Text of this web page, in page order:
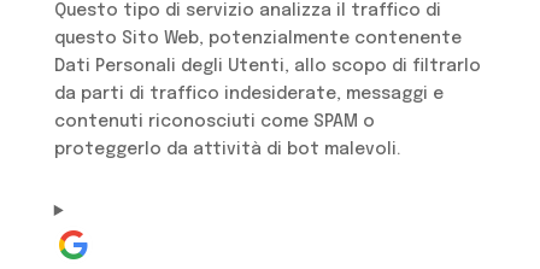
Questo tipo di servizio analizza il traffico di
questo Sito Web, potenzialmente contenente
Dati Personali degli Utenti, allo scopo di filtrarlo
da parti di traffico indesiderate, messaggi e
contenuti riconosciuti come SPAM o
proteggerlo da attività di bot malevoli.